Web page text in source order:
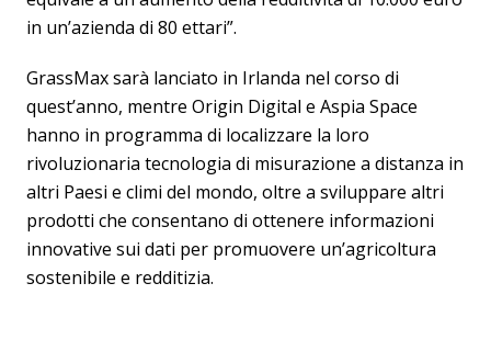
in un’azienda di 80 ettari”.
GrassMax sarà lanciato in Irlanda nel corso di
quest’anno, mentre Origin Digital e Aspia Space
hanno in programma di localizzare la loro
rivoluzionaria tecnologia di misurazione a distanza in
altri Paesi e climi del mondo, oltre a sviluppare altri
prodotti che consentano di ottenere informazioni
innovative sui dati per promuovere un’agricoltura
sostenibile e redditizia.